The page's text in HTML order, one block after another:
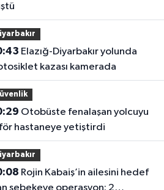
kazası kamerada
hastaneye yetiştirdi
şebekeye operasyon: 2